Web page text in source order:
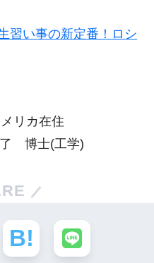
習い事の新定番！ロシ
リカ在住
了 博士(工学)